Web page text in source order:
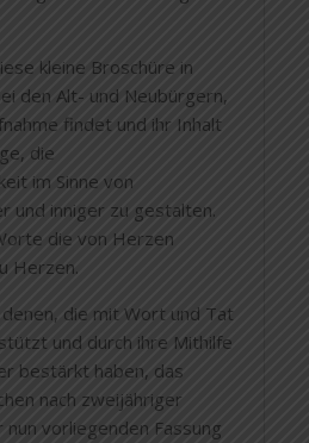
kleine Broschüre in
den Alt- und Neubürgern,
findet und ihr Inhalt
die
im Sinne von
und inniger zu gestalten.
die von Herzen
Herzen.
denen, die mit Wort und Tat
und durch ihre Mithilfe
bestärkt haben, das
nach zweijähriger
vorliegenden Fassung